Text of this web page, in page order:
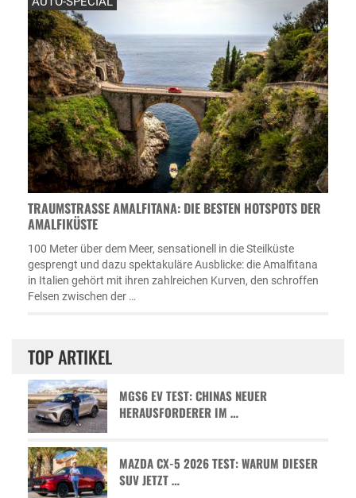
TRAUMSTRASSE AMALFITANA: DIE BESTEN HOTSPOTS DER A
MALFIKÜSTE
100 Meter über dem Meer, sensationell in die Steilküste
gesprengt und dazu spektakuläre Ausblicke: die Amalfitana
in Italien gehört mit ihren zahlreichen Kurven, den schroffen
Felsen zwischen der …
TOP ARTIKEL
MGS6 EV TEST: CHINAS NEUER
HERAUSFORDERER IM …
MAZDA CX-5 2026 TEST: WARUM DIESER
SUV JETZT …